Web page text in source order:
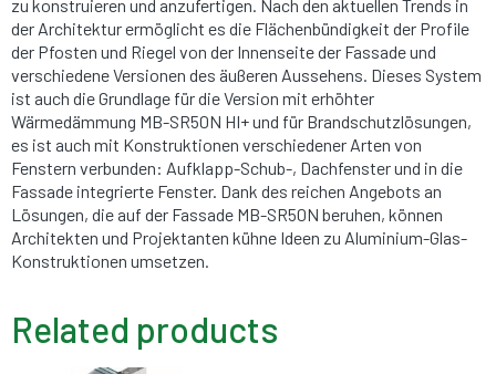
zu konstruieren und anzufertigen. Nach den aktuellen Trends in
der Architektur ermöglicht es die Flächenbündigkeit der Profile
der Pfosten und Riegel von der Innenseite der Fassade und
verschiedene Versionen des äußeren Aussehens. Dieses System
ist auch die Grundlage für die Version mit erhöhter
Wärmedämmung MB-SR50N HI+ und für Brandschutzlösungen,
es ist auch mit Konstruktionen verschiedener Arten von
Fenstern verbunden: Aufklapp-Schub-, Dachfenster und in die
Fassade integrierte Fenster. Dank des reichen Angebots an
Lösungen, die auf der Fassade MB-SR50N beruhen, können
Architekten und Projektanten kühne Ideen zu Aluminium-Glas-
Konstruktionen umsetzen.
Related products